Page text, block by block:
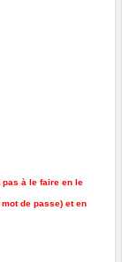
pas à le faire en le
de passe) et en